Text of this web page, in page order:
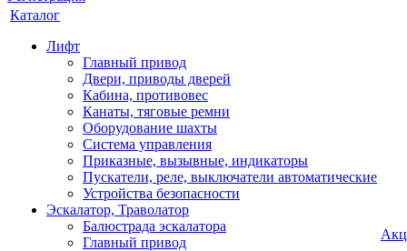
Каталог
Лифт
Главный привод
Двери, приводы дверей
Кабина, противовес
Канаты, тяговые ремни
Оборудование шахты
Система управления
Приказные, вызывные, индикаторы
Пускатели, реле, выключатели автоматические
Устройства безопасности
Эскалатор, Траволатор
Балюстрада эскалатора
Главный привод